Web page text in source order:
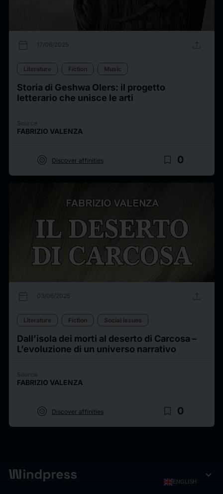
calendar_today 17/06/2025 upload
Literature Fiction Music
Storia di Geshwa Olers: il progetto
letterario che unisce le arti
Source
FABRIZIO VALENZA
target Discover affinities bookmark_border 0
calendar_today 03/06/2025 upload
Literature Fiction Social issues
Dall’isola dei morti al deserto di Carcosa –
L’evoluzione di un universo narrativo
Source
FABRIZIO VALENZA
target Discover affinities bookmark_border 0
ENGLISH expand_more